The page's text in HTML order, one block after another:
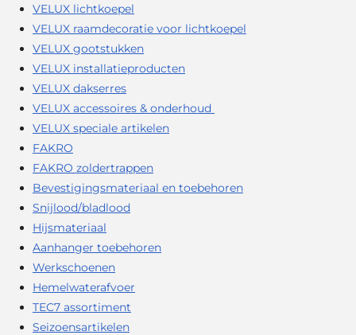
VELUX lichtkoepel
VELUX raamdecoratie voor lichtkoepel
VELUX gootstukken
VELUX installatieproducten
VELUX dakserres
VELUX accessoires & onderhoud
VELUX speciale artikelen
FAKRO
FAKRO zoldertrappen
Bevestigingsmateriaal en toebehoren
Snijlood/bladlood
Hijsmateriaal
Aanhanger toebehoren
Werkschoenen
Hemelwaterafvoer
TEC7 assortiment
Seizoensartikelen